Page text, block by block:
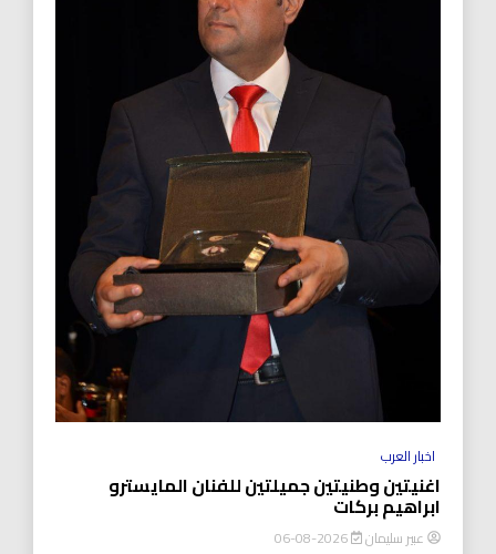
اخبار العرب
اغنيتين وطنيتين جميلتين للفنان المايسترو
ابراهيم بركات
عبير سليمان 2026-08-06